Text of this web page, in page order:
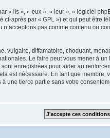
« ils », « eux », « leur », « logiciel
ci-après par « GPL ») et qui peut être
pas comme contenu ou
vulgaire, diffamatoire, choquant,
Le faire peut vous mener à
enregistrées pour aider au
est nécessaire. En tant que
une tierce partie sans votre